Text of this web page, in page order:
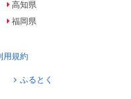
高知県
福岡県
用規約
ふるとく